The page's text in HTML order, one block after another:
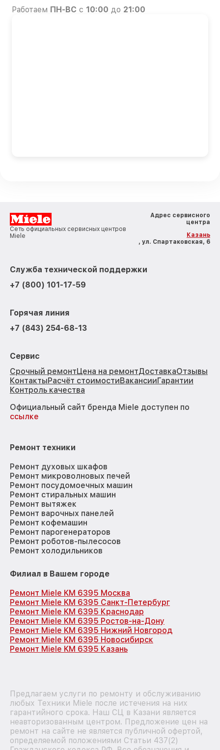
Работаем ПН-ВС с 10:00 до 21:00
Сеть официальных сервисных центров
Miele
Адрес сервисного
центра
Казань
, ул. Спартаковская, 6
Служба технической поддержки
+7 (800) 101-17-59
Горячая линия
+7 (843) 254-68-13
Сервис
Срочный ремонтЦена на ремонтДоставкаОтзывы
КонтактыРасчёт стоимостиВакансииГарантии
Контроль качества
Официальный сайт бренда Miele доступен по
ссылке
Ремонт техники
Ремонт духовых шкафов
Ремонт микроволновых печей
Ремонт посудомоечных машин
Ремонт стиральных машин
Ремонт вытяжек
Ремонт варочных панелей
Ремонт кофемашин
Ремонт парогенераторов
Ремонт роботов-пылесосов
Ремонт холодильников
Филиал в Вашем городе
Ремонт Miele KM 6395 Москва
Ремонт Miele KM 6395 Санкт-Петербург
Ремонт Miele KM 6395 Краснодар
Ремонт Miele KM 6395 Ростов-на-Дону
Ремонт Miele KM 6395 Нижний Новгород
Ремонт Miele KM 6395 Новосибирск
Ремонт Miele KM 6395 Казань
Предлагаем услуги по ремонту и обслуживанию
любых Техники Miele после истечения на них
гарантийного срока. Наш СЦ в Казани является
неавторизованным центром. Предложение цен на
ремонт на сайте не является публичной офертой,
определяемой положениями Статьи 437(2)